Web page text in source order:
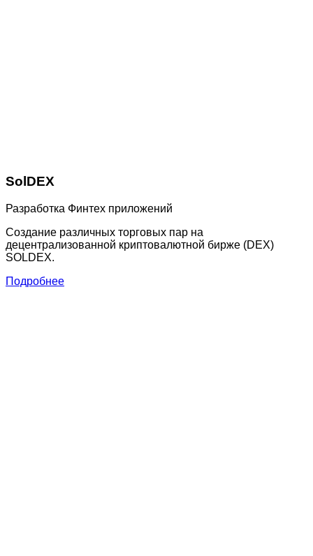
SolDEX
Разработка Финтех приложений
Создание различных торговых пар на
децентрализованной криптовалютной бирже (DEX)
SOLDEX.
Подробнее